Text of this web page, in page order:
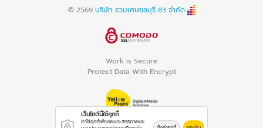
© 2569 บริษัท รวมเศษชลบุรี 83 จำกัด
Work is Secure
Protect Data With Encrypt
เว็บไซต์นี้ใช้คุกกี้
เราใช้คุกกี้เพื่อเพิ่มประสิทธิภาพและ